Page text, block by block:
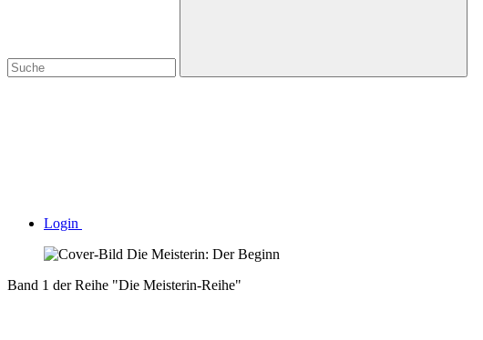
Login
Band 1 der Reihe "Die Meisterin-Reihe"